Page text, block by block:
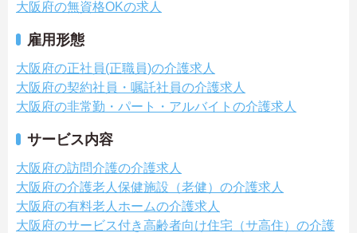
大阪府の無資格OKの求人
雇用形態
大阪府の正社員(正職員)の介護求人
大阪府の契約社員・嘱託社員の介護求人
大阪府の非常勤・パート・アルバイトの介護求人
サービス内容
大阪府の訪問介護の介護求人
大阪府の介護老人保健施設（老健）の介護求人
大阪府の有料老人ホームの介護求人
大阪府のサービス付き高齢者向け住宅（サ高住）の介護